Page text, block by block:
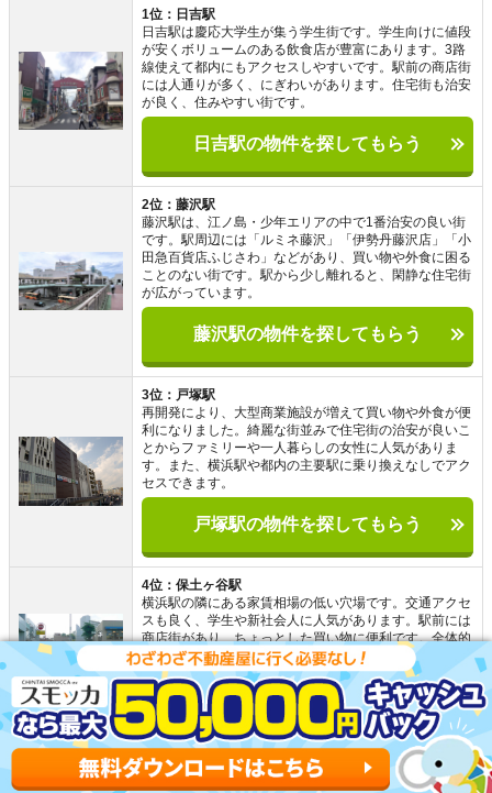
1位：日吉駅
日吉駅は慶応大学生が集う学生街です。学生向けに値段
が安くボリュームのある飲食店が豊富にあります。3路
線使えて都内にもアクセスしやすいです。駅前の商店街
には人通りが多く、にぎわいがあります。住宅街も治安
が良く、住みやすい街です。
日吉駅の物件を探してもらう
2位：藤沢駅
藤沢駅は、江ノ島・少年エリアの中で1番治安の良い街
です。駅周辺には「ルミネ藤沢」「伊勢丹藤沢店」「小
田急百貨店ふじさわ」などがあり、買い物や外食に困る
ことのない街です。駅から少し離れると、閑静な住宅街
が広がっています。
藤沢駅の物件を探してもらう
3位：戸塚駅
再開発により、大型商業施設が増えて買い物や外食が便
利になりました。綺麗な街並みで住宅街の治安が良いこ
とからファミリーや一人暮らしの女性に人気がありま
す。また、横浜駅や都内の主要駅に乗り換えなしでアク
セスできます。
戸塚駅の物件を探してもらう
4位：保土ヶ谷駅
横浜駅の隣にある家賃相場の低い穴場です。交通アクセ
スも良く、学生や新社会人に人気があります。駅前には
商店街があり、ちょっとした買い物に便利です。全体的
に治安も良いので女性の一人暮らしにおすすめです。
保土ケ谷駅の物件を探してもらう
5位：新百合ヶ丘駅
新百合ヶ丘駅周辺は、再開発されて綺麗な見た目になり